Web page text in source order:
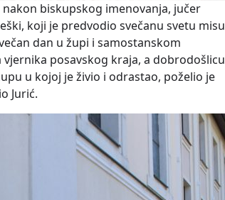
biskupskog imenovanja, jučer
koji je predvodio svečanu svetu misu
dan u župi i samostanskom
posavskog kraja, a dobrodošlicu
u kojoj je živio i odrastao, poželio je
Jurić.